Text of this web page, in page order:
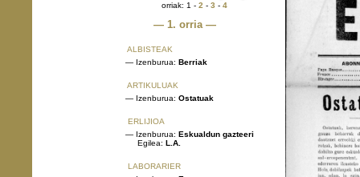
orriak: 1 - 2 - 3 - 4
— 1. orria —
ALBISTEAK
— Izenburua: Berriak
ARTIKULUAK
— Izenburua: Ostatuak
ERLIJIOA
— Izenburua: Eskualdun gazteeri
Egilea: L.A.
LABORARIER